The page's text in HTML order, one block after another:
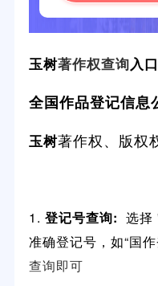
玉树著作权查询入
全国作品登记信息
玉树著作权、版权
1. 登记号查询: 选择
准确登记号，如“国
查询即可